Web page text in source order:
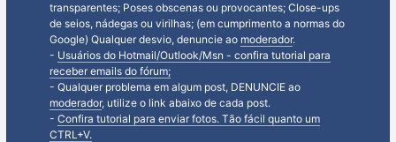
transparentes; Poses obscenas ou provocantes; Close-ups
de seios, nádegas ou virilhas; (em cumprimento a normas do
Google) Qualquer desvio, denuncie ao moderador.
- Usuários do Hotmail/Outlook/Msn - confira tutorial para
receber emails do fórum;
- Qualquer problema em algum post, DENUNCIE ao
moderador, utilize o link abaixo de cada post.
- Confira tutorial para enviar fotos. Tão fácil quanto um
CTRL+V.